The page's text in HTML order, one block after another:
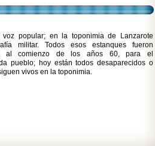
popular; en la toponimia de Lanzarote
militar. Todos esos estanques fueron
al comienzo de los años 60, para el
pueblo; hoy están todos desaparecidos o
vivos en la toponimia.